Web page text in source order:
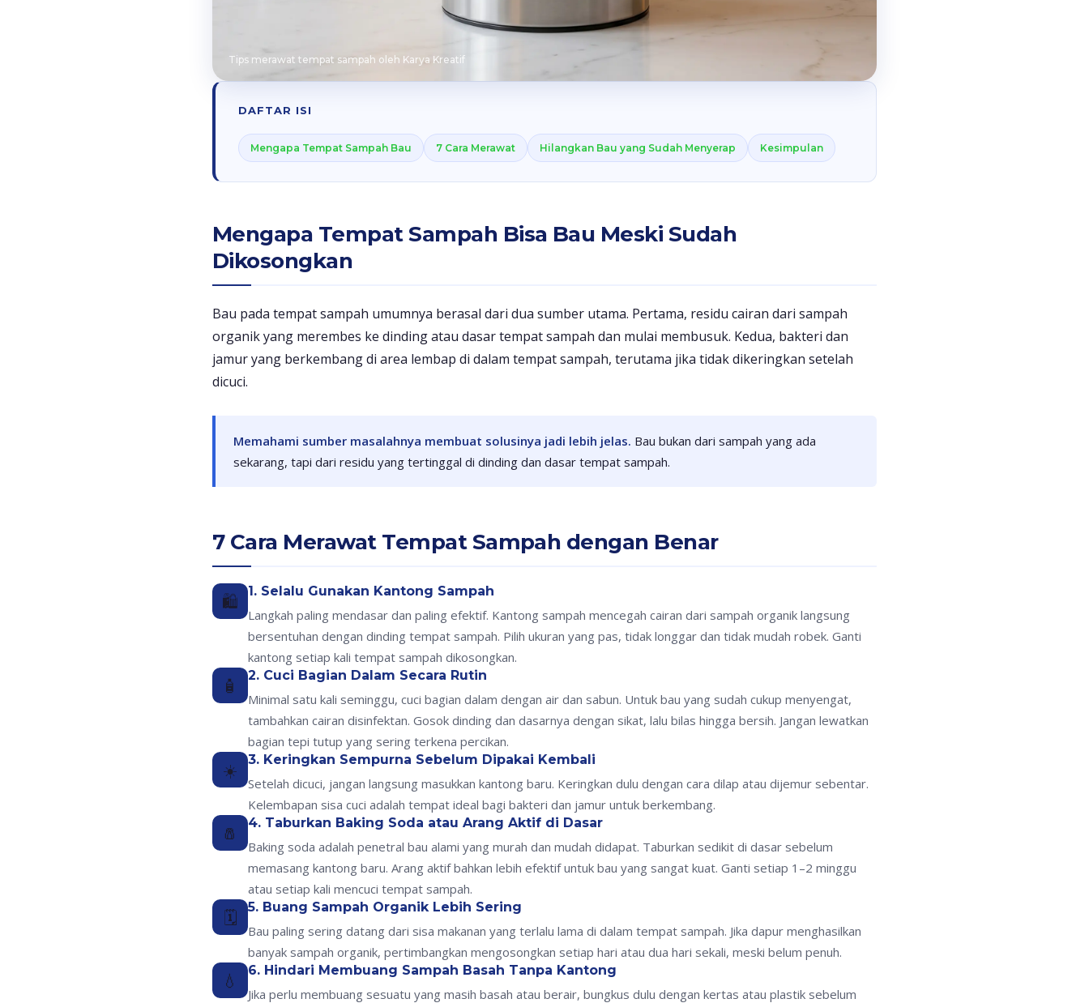
Tips merawat tempat sampah oleh Karya Kreatif
DAFTAR ISI
Mengapa Tempat Sampah Bau 7 Cara Merawat Hilangkan Bau yang Sudah Menyerap Kesimpulan
Mengapa Tempat Sampah Bisa Bau Meski Sudah
Dikosongkan
Bau pada tempat sampah umumnya berasal dari dua sumber utama. Pertama, residu cairan dari sampah
organik yang merembes ke dinding atau dasar tempat sampah dan mulai membusuk. Kedua, bakteri dan
jamur yang berkembang di area lembap di dalam tempat sampah, terutama jika tidak dikeringkan setelah
dicuci.
Memahami sumber masalahnya membuat solusinya jadi lebih jelas. Bau bukan dari sampah yang ada
sekarang, tapi dari residu yang tertinggal di dinding dan dasar tempat sampah.
7 Cara Merawat Tempat Sampah dengan Benar
🛍️ 1. Selalu Gunakan Kantong Sampah
Langkah paling mendasar dan paling efektif. Kantong sampah mencegah cairan dari sampah organik langsung
bersentuhan dengan dinding tempat sampah. Pilih ukuran yang pas, tidak longgar dan tidak mudah robek. Ganti
kantong setiap kali tempat sampah dikosongkan.
🧴 2. Cuci Bagian Dalam Secara Rutin
Minimal satu kali seminggu, cuci bagian dalam dengan air dan sabun. Untuk bau yang sudah cukup menyengat,
tambahkan cairan disinfektan. Gosok dinding dan dasarnya dengan sikat, lalu bilas hingga bersih. Jangan lewatkan
bagian tepi tutup yang sering terkena percikan.
☀️ 3. Keringkan Sempurna Sebelum Dipakai Kembali
Setelah dicuci, jangan langsung masukkan kantong baru. Keringkan dulu dengan cara dilap atau dijemur sebentar.
Kelembapan sisa cuci adalah tempat ideal bagi bakteri dan jamur untuk berkembang.
🧂 4. Taburkan Baking Soda atau Arang Aktif di Dasar
Baking soda adalah penetral bau alami yang murah dan mudah didapat. Taburkan sedikit di dasar sebelum
memasang kantong baru. Arang aktif bahkan lebih efektif untuk bau yang sangat kuat. Ganti setiap 1–2 minggu
atau setiap kali mencuci tempat sampah.
🗓️ 5. Buang Sampah Organik Lebih Sering
Bau paling sering datang dari sisa makanan yang terlalu lama di dalam tempat sampah. Jika dapur menghasilkan
banyak sampah organik, pertimbangkan mengosongkan setiap hari atau dua hari sekali, meski belum penuh.
💧 6. Hindari Membuang Sampah Basah Tanpa Kantong
Jika perlu membuang sesuatu yang masih basah atau berair, bungkus dulu dengan kertas atau plastik sebelum